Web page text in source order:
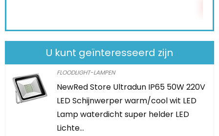
U kunt geïnteresseerd zijn
FLOODLIGHT-LAMPEN
NewRed Store Ultradun IP65 50W 220V
LED Schijnwerper warm/cool wit LED
Lamp waterdicht super helder LED
Lichte…